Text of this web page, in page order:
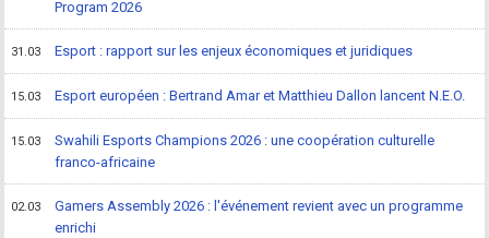
Program 2026
31.03 Esport : rapport sur les enjeux économiques et juridiques
15.03 Esport européen : Bertrand Amar et Matthieu Dallon lancent N.E.O.
15.03
Swahili Esports Champions 2026 : une coopération culturelle
franco-africaine
02.03
Gamers Assembly 2026 : l'événement revient avec un programme
enrichi